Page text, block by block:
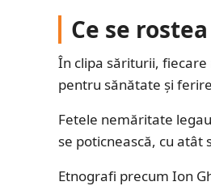
Ce se
În clipa săriturii, fiecare
pentru sănătate și
Fetele nemăritate
se poticnească, cu atât
Etnografi precum Ion